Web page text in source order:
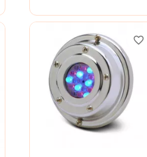
favorite_border
favorite_border